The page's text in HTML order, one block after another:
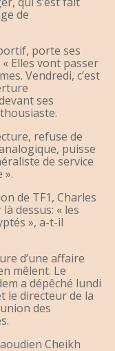
de
porte ses
Elles vont passer
Vendredi, c’est
ses
refuse de
puisse
de service
».
de TF1, Charles
dessus: « les
», a-t-il
d’une affaire
mêlent. Le
a dépêché lundi
le directeur de la
des
Cheikh